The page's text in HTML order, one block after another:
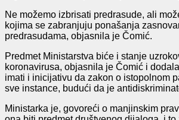
Ne možemo izbrisati predrasude, ali
kojima se zabranjuju ponašanja
predrasudama, objasnila je Čomić.
Predmet Ministarstva biće i stanje
koronavirusa, objasnila je Čomić i
imati i inicijativu da zakon o istopolnom
sve instance, budući da je
Ministarka je, govoreći o manjinskim